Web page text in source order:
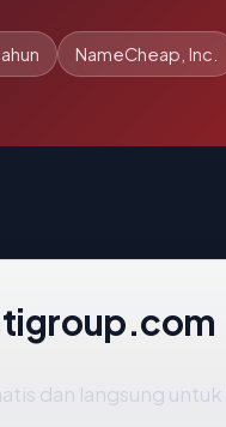
NameCheap, Inc.
dan langsung untuk